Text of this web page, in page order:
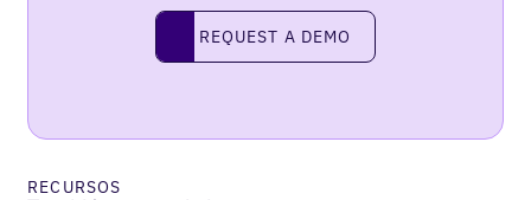
request a demo
REQUEST A DEMO
RECURSOS